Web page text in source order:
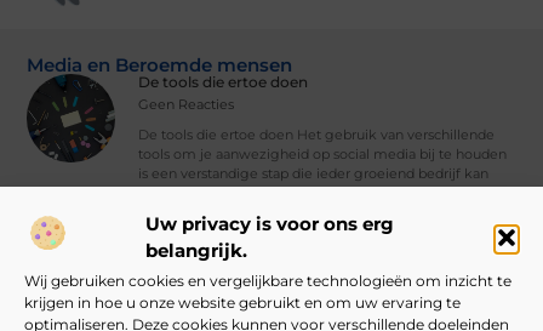
Uw privacy is voor ons erg
belangrijk.
Wij gebruiken cookies en vergelijkbare technologieën om inzicht te
krijgen in hoe u onze website gebruikt en om uw ervaring te
optimaliseren. Deze cookies kunnen voor verschillende doeleinden
Media en Beroemde mensen
De tools die ertoe doen
Geen Reacties
De tools die ertoe doen Het gebruik van verschillende
tools om je aanwezigheid op social media bij te houden
is een verstandige stap die ieder groeiend bedrijf kan
Vind Ons Hier :